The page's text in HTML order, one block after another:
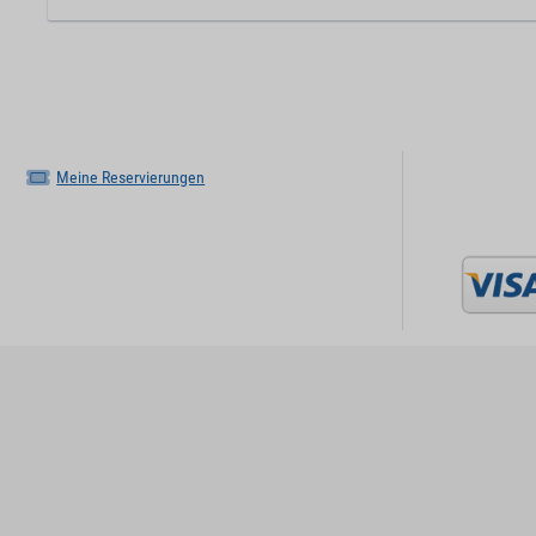
Meine Reservierungen